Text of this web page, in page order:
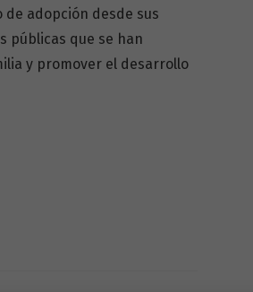
adopción desde sus
públicas que se han
y promover el desarrollo